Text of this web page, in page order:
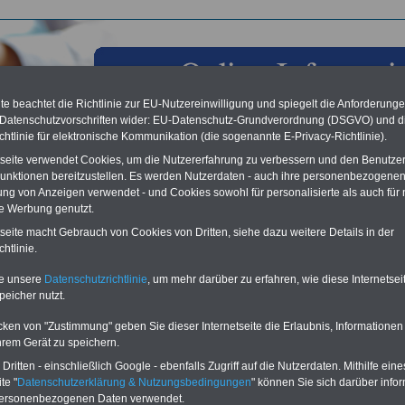
§ 24a BBG
Übersicht des Bundesbeamtengesetzes >>>zurück
mit leitender Funktion wird zunächst im Beamtenverhältnis auf Probe
Probezeit beträgt zwei Jahre. Die oberste Dienstbehörde kann eine
der Probezeit zulassen; die Mindestprobezeit beträgt ein Jahr. Zeiten, in denen
die leitende Funktion nach Satz 1 bereits übertragen worden ist, können auf
angerechnet werden. Eine Verlängerung der Probezeit ist nicht zulässig.
im Sinne des Absatzes 1 darf nur berufen werden, wer
beachtet die Richtlinie zur EU-Nutzereinwilligung und spiegelt die
wider: EU-Datenschutz-Grundverordnung (DSGVO) und
für elektronische Kommunikation (die sogenannte E-Privacy-Richtlinie).
verwendet Cookies, um die Nutzererfahrung zu verbessern und den
bereitzustellen. Es werden Nutzerdaten - auch ihre
von Anzeigen verwendet - und Cookies sowohl für personalisierte als auch für
Werbung genutzt.
macht Gebrauch von Cookies von Dritten, siehe dazu weitere Details in der
unsere Datenschutzrichtlinie , um mehr darüber zu erfahren, wie diese
nutzt.
von "Zustimmung" geben Sie dieser Internetseite die Erlaubnis, Informationen
Gerät zu speichern.
- einschließlich Google - ebenfalls Zugriff auf die Nutzerdaten. Mithilfe
"Datenschutzerklärung & Nutzungsbedingungen" können Sie sich darüber
Daten verwendet.